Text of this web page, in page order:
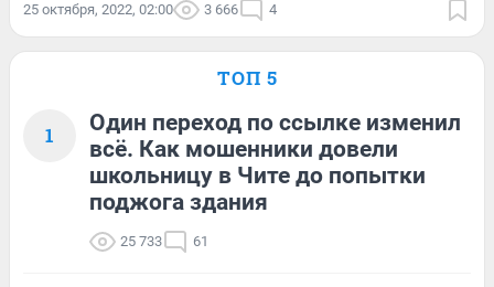
25 октября, 2022, 02:00 3 666 4
ТОП 5
1
Один переход по ссылке изменил
всё. Как мошенники довели
школьницу в Чите до попытки
поджога здания
25 733 61